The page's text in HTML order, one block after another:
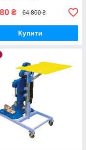
₴ 64 800 ₴
Купити